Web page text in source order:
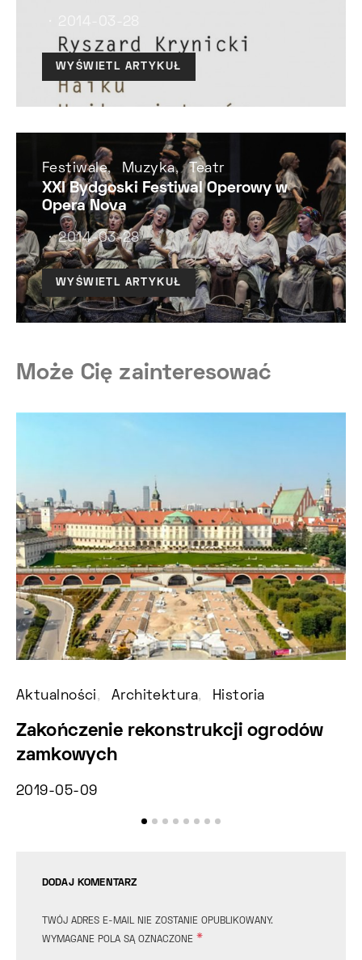
WYŚWIETL ARTYKUŁ
Festiwale Muzyka Teatr
XXI Bydgoski Festiwal Operowy w
Opera Nova
2014-03-28
WYŚWIETL ARTYKUŁ
Może Cię zainteresować
Aktualności Architektura Historia
Zakończenie rekonstrukcji ogrodów
zamkowych
2019-05-09
DODAJ KOMENTARZ
TWÓJ ADRES E-MAIL NIE ZOSTANIE OPUBLIKOWANY.
WYMAGANE POLA SĄ OZNACZONE *